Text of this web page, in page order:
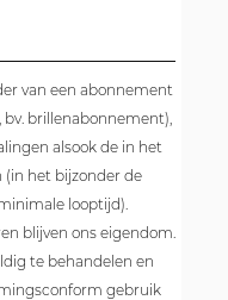
van een abonnement
brillenabonnement),
alsook de in het
(in het bijzonder de
looptijd).
blijven ons eigendom.
te behandelen en
gebruik